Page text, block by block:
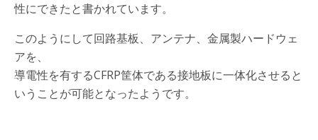
性にできたと書かれています。
このようにして回路基板、アンテナ、金属製ハードウェ
アを、
導電性を有するCFRP筐体である接地板に一体化させると
いうことが可能となったようです。